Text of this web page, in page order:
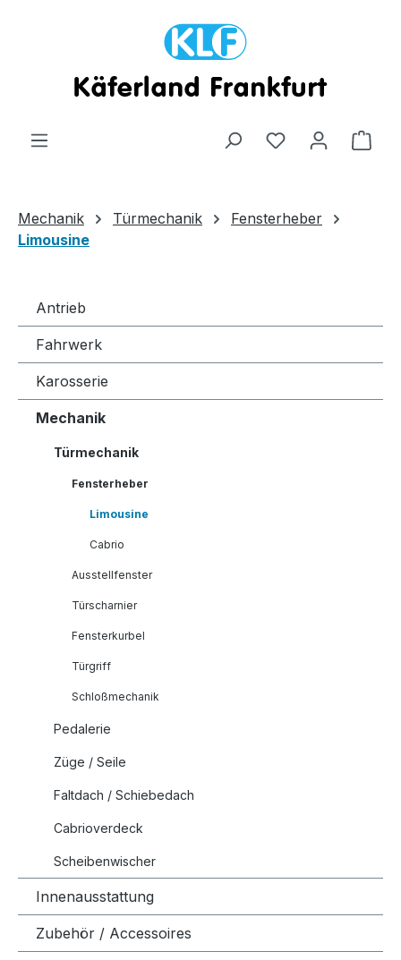
Zum Hauptinhalt springen
Mechanik Türmechanik
Fensterheber
Limousine
Antrieb
Fahrwerk
Karosserie
Mechanik
Türmechanik
Fensterheber
Limousine
Cabrio
Ausstellfenster
Türscharnier
Fensterkurbel
Türgriff
Schloßmechanik
Pedalerie
Züge / Seile
Faltdach / Schiebedach
Cabrioverdeck
Scheibenwischer
Innenausstattung
Zubehör / Accessoires